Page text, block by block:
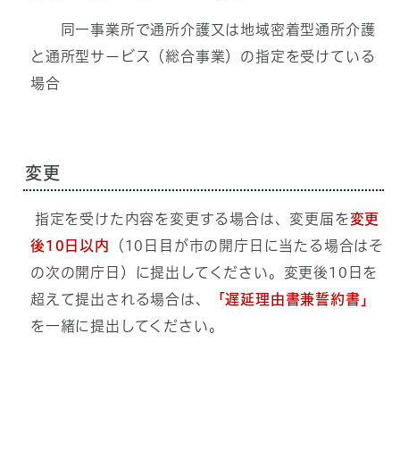
同一事業所で通所介護又は地域密着型通所介護
と通所型サービス（総合事業）の指定を受けている
場合
変更
指定を受けた内容を変更する場合は、変更届を変更
後10日以内
（10日目が市の開庁日に当たる場合はそ
の次の開庁日）に提出してください。変更後10日を
超えて提出される場合は、
「遅延理由書兼誓約書」
を一緒に提出してください。